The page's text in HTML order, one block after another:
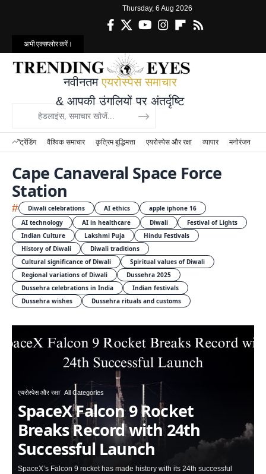
Thursday, 6 Aug 2026
अभी एक्सप्लोर करें।
नवीनतम एयरोस्पेस समाचार
& आपकी उंगलियों पर अंतर्दृष्टि
ट्रेंडिंग वैश्विक समाचार कृत्रिम बुद्धिमत्ता एयरोस्पेस और रक्षा व्यापार मनोरंजन
Cape Canaveral Space Force
Station
# Diwali celebrations AI ethics
apple iphone 16
AI technology
AI in healthcare Diwali
Festival of Lights
Indian Culture
Lakshmi Puja
Hindu Festivals
History of Diwali
Diwali traditions
Cultural significance of Diwali
Spiritual values of Diwali
Regional variations of Diwali
Dussehra 2025
Dussehra celebrations in India
Indian festivals
Dussehra wishes
Dussehra rituals and customs
एयरोस्पेस और रक्षा All Categories
SpaceX Falcon 9 Rocket
Breaks Record with 24th
Successful Launch
SpaceX’s Falcon 9 rocket has made history with its 24th successful